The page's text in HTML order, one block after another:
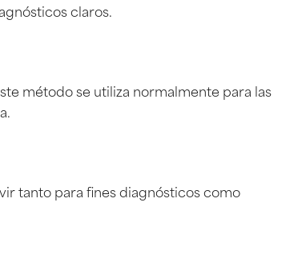
claros.
método se utiliza normalmente para las
tanto para fines diagnósticos como